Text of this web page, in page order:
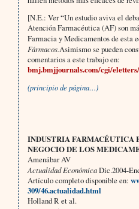
[N.E.: Ver “Un estudio aviva el
Atención Farmacéutica (AF) son
Farmacia y Medicamentos de esta
Fármacos.Asimismo se pueden
comentarios a este trabajo en:
bmj.bmjjournals.com/cgi/eletters/
(principio de página…)
INDUSTRIA FARMACÉUTICA
NEGOCIO DE LOS
Amenábar AV
Actualidad EconómicaDic.2004-
Artículo completo disponible en:
309/46.actualidad.html
Holland R et al.